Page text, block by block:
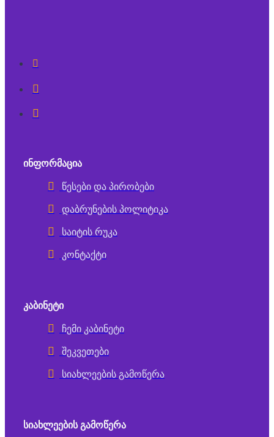
ᲘᲜᲤᲝᲠᲛᲐᲪᲘᲐ
წესები და პირობები
დაბრუნების პოლიტიკა
საიტის რუკა
კონტაქტი
ᲙᲐᲑᲘᲜᲔᲢᲘ
ჩემი კაბინეტი
შეკვეთები
სიახლეების გამოწერა
ᲡᲘᲐᲮᲚᲔᲔᲑᲘᲡ ᲒᲐᲛᲝᲬᲔᲠᲐ